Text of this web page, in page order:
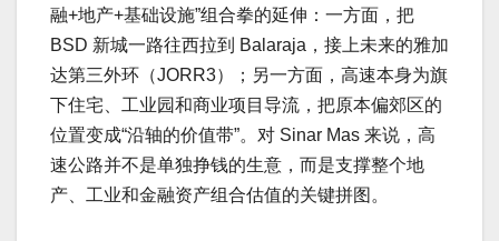
融+地产+基础设施”组合拳的延伸：一方面，把
BSD 新城一路往西拉到 Balaraja，接上未来的雅加
达第三外环（JORR3）；另一方面，高速本身为旗
下住宅、工业园和商业项目导流，把原本偏郊区的
位置变成“沿轴的价值带”。对 Sinar Mas 来说，高
速公路并不是单独挣钱的生意，而是支撑整个地
产、工业和金融资产组合估值的关键拼图。